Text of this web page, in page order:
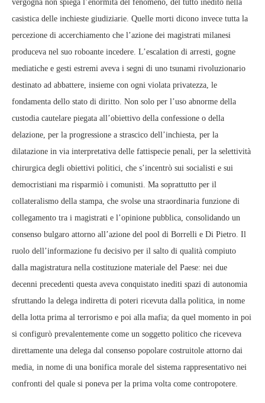
vergogna non spiega l’enormità del fenomeno, del tutto inedito nella
casistica delle inchieste giudiziarie. Quelle morti dicono invece tutta la
percezione di accerchiamento che l’azione dei magistrati milanesi
produceva nel suo roboante incedere. L’escalation di arresti, gogne
mediatiche e gesti estremi aveva i segni di uno tsunami rivoluzionario
destinato ad abbattere, insieme con ogni violata privatezza, le
fondamenta dello stato di diritto. Non solo per l’uso abnorme della
custodia cautelare piegata all’obiettivo della confessione o della
delazione, per la progressione a strascico dell’inchiesta, per la
dilatazione in via interpretativa delle fattispecie penali, per la selettività
chirurgica degli obiettivi politici, che s’incentrò sui socialisti e sui
democristiani ma risparmiò i comunisti. Ma soprattutto per il
collateralismo della stampa, che svolse una straordinaria funzione di
collegamento tra i magistrati e l’opinione pubblica, consolidando un
consenso bulgaro attorno all’azione del pool di Borrelli e Di Pietro. Il
ruolo dell’informazione fu decisivo per il salto di qualità compiuto
dalla magistratura nella costituzione materiale del Paese: nei due
decenni precedenti questa aveva conquistato inediti spazi di autonomia
sfruttando la delega indiretta di poteri ricevuta dalla politica, in nome
della lotta prima al terrorismo e poi alla mafia; da quel momento in poi
si configurò prevalentemente come un soggetto politico che riceveva
direttamente una delega dal consenso popolare costruitole attorno dai
media, in nome di una bonifica morale del sistema rappresentativo nei
confronti del quale si poneva per la prima volta come contropotere.